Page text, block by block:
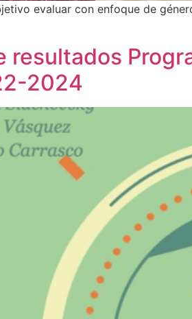
evaluar con enfoque de
resultados
2024